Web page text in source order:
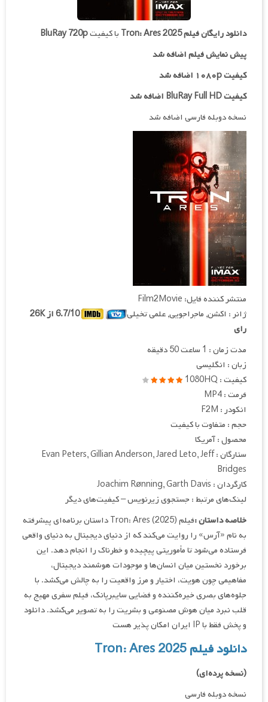
دانلود رایگان فیلمTron: Ares 2025 با کیفیتBluRay 720p
پیش نمایش فیلم اضافه شد
کیفیت ۱۰۸۰p اضافه شد
کیفیت BluRay Full HD اضافه شد
نسخه دوبله فارسی اضافه شد
منتشر کننده فایل: Film2Movie
ژانر : اکشن, ماجراجویی, علمی تخیلی
6.7/10 از 26K
رای
مدت زمان : 1 ساعت 50 دقیقه
زبان : انگلیسی
کیفیت : 1080HQ
فرمت : MP4
انکودر : F2M
حجم : متفاوت با کیفیت
محصول : آمریکا
ستارگان : Evan Peters, Gillian Anderson, Jared Leto, Jeff
Bridges
کارگردان : Joachim Rønning, Garth Davis
لینک‌های مرتبط : جستجوی زیرنویس – کیفیت‌های دیگر
خلاصه داستان :
فیلم Tron: Ares (2025) داستان برنامه‌ای پیشرفته
به نام «آرس» را روایت می‌کند که از دنیای دیجیتال به دنیای واقعی
فرستاده می‌شود تا مأموریتی پیچیده و خطرناک را انجام دهد. این
برخورد نخستین میان انسان‌ها و موجودات هوشمند دیجیتال،
مفاهیمی چون هویت، اختیار و مرز واقعیت را به چالش می‌کشد. با
جلوه‌های بصری خیره‌کننده و فضایی سایبرپانک، فیلم سفری مهیج به
قلب نبرد میان هوش مصنوعی و بشریت را به تصویر می‌کشد. دانلود
و پخش فقط با IP ایران امکان پذیر هست
دانلود فیلم Tron: Ares 2025
(نسخه پرده‌ای)
نسخه دوبله فارسی